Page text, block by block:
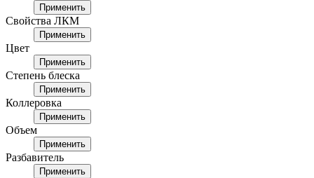
Применить
Свойства ЛКМ
Применить
Цвет
Применить
Степень блеска
Применить
Коллеровка
Применить
Объем
Применить
Разбавитель
Применить